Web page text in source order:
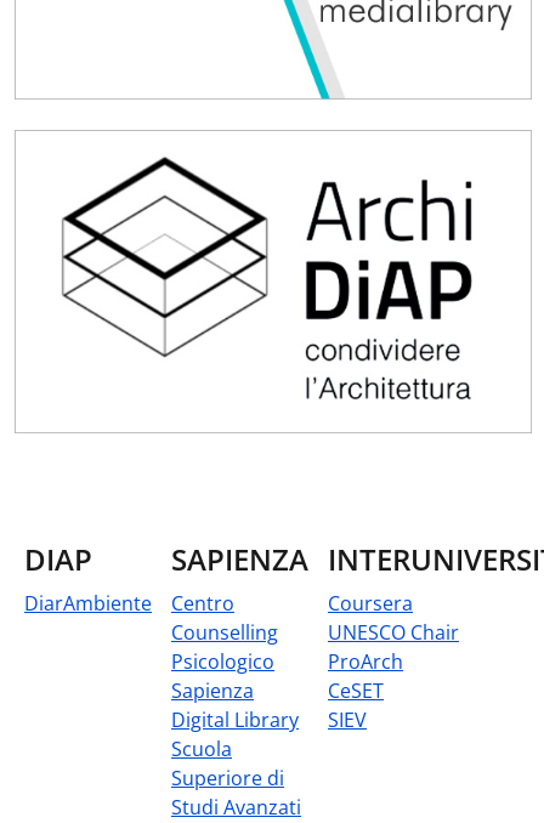
DIAP
DiarAmbiente
SAPIENZA
Centro
Counselling
Psicologico
Sapienza
Digital Library
Scuola
Superiore di
Studi Avanzati
Coursera
UNESCO Chair
ProArch
CeSET
SIEV